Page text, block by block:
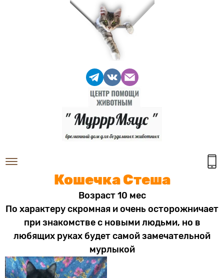
Кошечка Стеша
Возраст 10 мес
По характеру скромная и очень осторожничает
при знакомстве с новыми людьми, но в
любящих руках будет самой замечательной
мурлыкой